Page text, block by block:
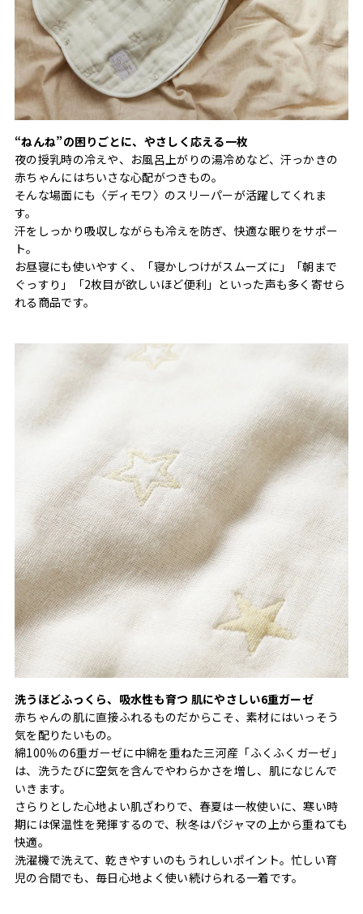
“ねんね”の困りごとに、やさしく応える一枚
夜の授乳時の冷えや、お風呂上がりの湯冷めなど、汗っかきの
赤ちゃんにはちいさな心配がつきもの。
そんな場面にも〈ディモワ〉のスリーパーが活躍してくれま
す。
汗をしっかり吸収しながらも冷えを防ぎ、快適な眠りをサポー
ト。
お昼寝にも使いやすく、「寝かしつけがスムーズに」「朝まで
ぐっすり」「2枚目が欲しいほど便利」といった声も多く寄せら
れる商品です。
洗うほどふっくら、吸水性も育つ 肌にやさしい6重ガーゼ
赤ちゃんの肌に直接ふれるものだからこそ、素材にはいっそう
気を配りたいもの。
綿100％の6重ガーゼに中綿を重ねた三河産「ふくふくガーゼ」
は、洗うたびに空気を含んでやわらかさを増し、肌になじんで
いきます。
さらりとした心地よい肌ざわりで、春夏は一枚使いに、寒い時
期には保温性を発揮するので、秋冬はパジャマの上から重ねても
快適。
洗濯機で洗えて、乾きやすいのもうれしいポイント。忙しい育
児の合間でも、毎日心地よく使い続けられる一着です。